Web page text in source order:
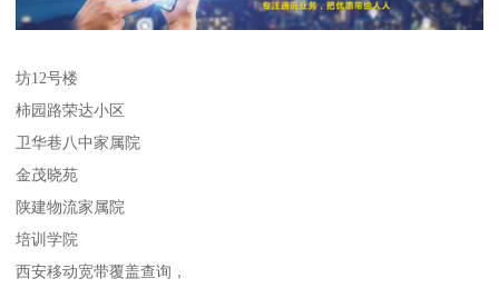
坊12号楼
柿园路荣达小区
卫华巷八中家属院
金茂晓苑
陕建物流家属院
培训学院
西安移动宽带覆盖查询，